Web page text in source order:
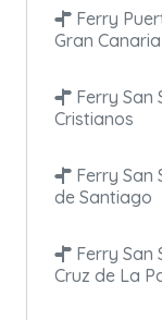
Ferry
Gran Canaria
Ferry San
Cristianos
Ferry San
de Santiago
Ferry San
Cruz de La